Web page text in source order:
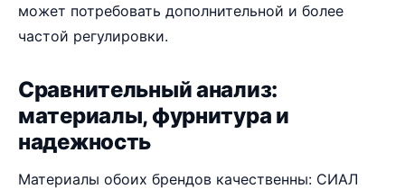
может потребовать дополнительной и более
частой регулировки.
Сравнительный анализ:
материалы, фурнитура и
надежность
Материалы обоих брендов качественны: СИАЛ